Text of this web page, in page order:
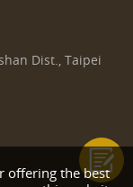
offering the best
Dist., Taipei